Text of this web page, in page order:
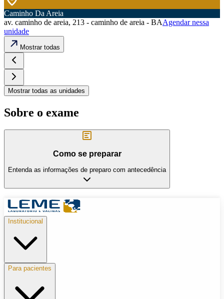
Caminho Da Areia
av. caminho de areia, 213 - caminho de areia - BAAgendar nessa
unidade
Mostrar todas
Mostrar todas as unidades
Sobre o exame
Como se preparar
Entenda as informações de preparo com antecedência
Institucional
Para pacientes